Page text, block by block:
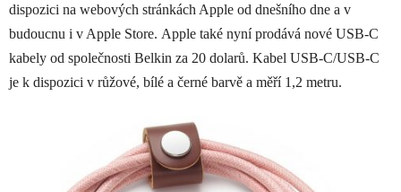
dispozici na webových stránkách Apple od dnešního dne a v
budoucnu i v Apple Store. Apple také nyní prodává nové USB-C
kabely od společnosti Belkin za 20 dolarů. Kabel USB-C/USB-C
je k dispozici v růžové, bílé a černé barvě a měří 1,2 metru.